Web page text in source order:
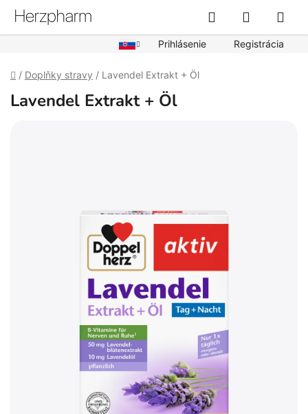
Prejsť
obsah
Prihlásenie Registrácia
Hľadať
KOŠÍK
Domov
/ Doplňky stravy / Lavendel Extrakt + Öl
Lavendel Extrakt + Öl